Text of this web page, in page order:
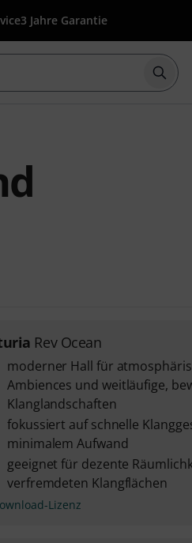
3 Jahre Garantie
Rev Ocean
moderner Hall für
Ambiences und weitläufige,
Klanglandschaften
fokussiert auf schnelle
minimalem Aufwand
geeignet für dezente
verfremdeten Klangflächen
Lizenz